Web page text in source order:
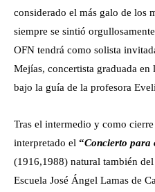
considerado el más galo de los
siempre se sintió
OFN tendrá como solista
Mejías, concertista graduada en
bajo la guía de la profesora
Tras el intermedio y como
interpretado el “Concierto para
(1916,1988) natural también
Escuela José Ángel Lamas de